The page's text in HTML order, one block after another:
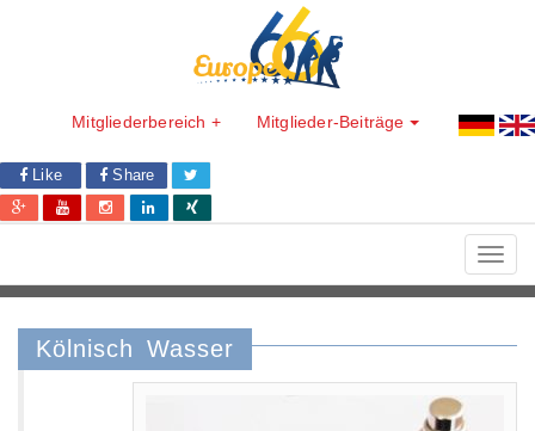
Mitgliederbereich + Mitglieder-Beiträge
Like Share
Kölnisch Wasser